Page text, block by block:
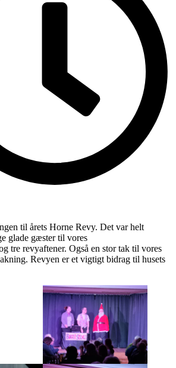
til årets Horne Revy. Det var helt
glade gæster til vores
tre revyaftener. Også en stor tak til vores
Revyen er et vigtigt bidrag til husets